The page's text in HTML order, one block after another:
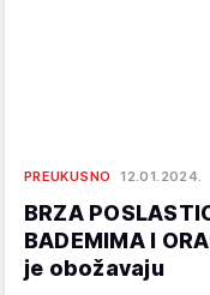
PREUKUSNO 12.01.2024.
BRZA
BADEMIMA I
je obožavaju